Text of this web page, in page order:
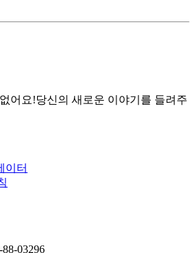
어요!당신의 새로운 이야기를 들려주
이터
03296